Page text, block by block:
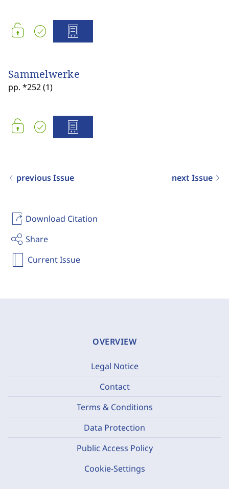
Download Citation
Share
Current Issue
Sammelwerke
pp. *252 (1)
previous Issue next Issue
OVERVIEW
Legal Notice
Contact
Terms & Conditions
Data Protection
Public Access Policy
Cookie-Settings